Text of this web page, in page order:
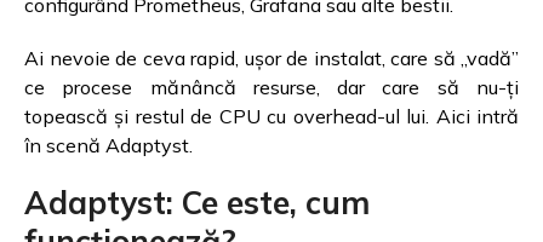
Ai nevoie de ceva rapid, ușor de instalat, care să „vadă”
ce procese mănâncă resurse, dar care să nu-ți
topească și restul de CPU cu overhead-ul lui. Aici intră
în scenă Adaptyst.
Adaptyst: Ce este, cum